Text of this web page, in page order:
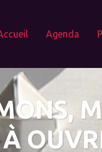
Agenda